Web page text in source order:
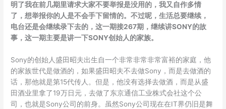
明了我在前几期里请求大家不要举报是没用的，我又自作多情
了，想举报你的人是不会手下留情的。不过呢，生活总要继续，
电台还是会继续录下去的，这一期接267期，继续讲SONY的故
事，这一期主要是讲一下SONY创始人的家族。
Sony的创始人盛田昭夫出生自一个非常非常非常富裕的家庭，他
的家族世代是做酒的，如果盛田昭夫不去做Sony，而是去做酒的
话，那他就是第15代传人。但是，他没有选择去做酒，而是从盛
田酒业里拿了19万日元，去做了东京通信工业株式会社这个公
司，也就是Sony公司的前身。虽然Sony公司现在在IT界仍旧是舞